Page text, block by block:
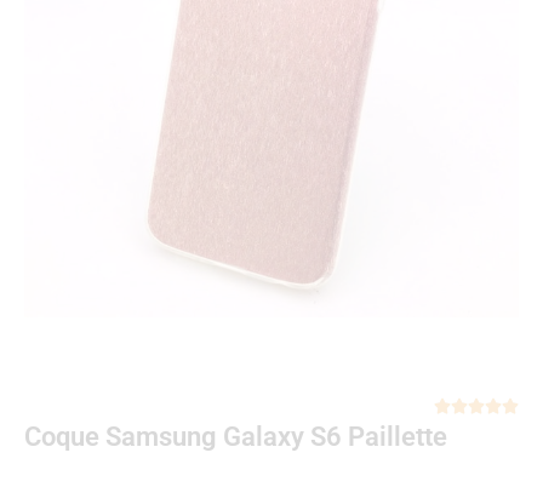

Coque Samsung Galaxy S6 Paillette